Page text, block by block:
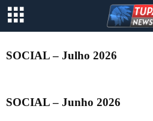
SOCIAL – Julho 2026
SOCIAL – Junho 2026